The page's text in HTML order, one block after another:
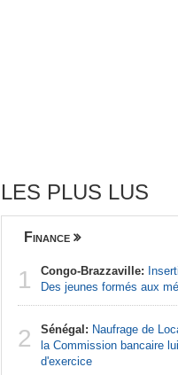
LES PLUS LUS
Finance
1 Congo-Brazzaville:
Des jeunes formés aux
2 Sénégal: Naufrage de
la Commission bancaire
d'exercice